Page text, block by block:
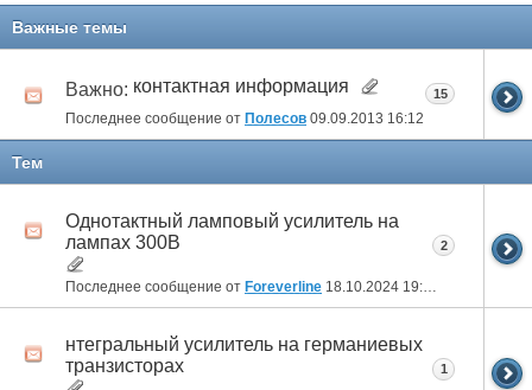
Важные темы
Важно: контактная информация
Последнее сообщение от Полесов 09.09.2013 16:12
15
Тем
Однотактный ламповый усилитель на
лампах 300В
Последнее сообщение от Foreverline 18.10.2024 19:02
2
нтегральный усилитель на германиевых
транзисторах
1